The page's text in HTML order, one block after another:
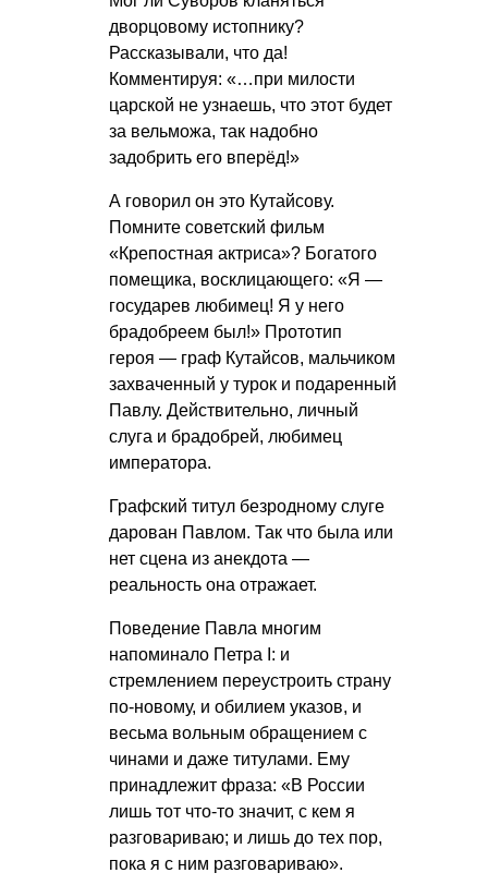
дворцовому истопнику?
Рассказывали, что да!
Комментируя: «…при милости
царской не узнаешь, что этот будет
за вельможа, так надобно
задобрить его вперёд!»
А говорил он это Кутайсову.
Помните советский фильм
«Крепостная актриса»? Богатого
помещика, восклицающего: «Я —
государев любимец! Я у него
брадобреем был!» Прототип
героя — граф Кутайсов, мальчиком
захваченный у турок и подаренный
Павлу. Действительно, личный
слуга и брадобрей, любимец
императора.
Графский титул безродному слуге
дарован Павлом. Так что была или
нет сцена из анекдота —
реальность она отражает.
Поведение Павла многим
напоминало Петра I: и
стремлением переустроить страну
по-новому, и обилием указов, и
весьма вольным обращением с
чинами и даже титулами. Ему
принадлежит фраза: «В России
лишь тот что-то значит, с кем я
разговариваю; и лишь до тех пор,
пока я с ним разговариваю».